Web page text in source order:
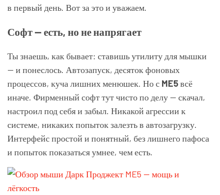
в первый день. Вот за это и уважаем.
Софт — есть, но не напрягает
Ты знаешь, как бывает: ставишь утилиту для мышки
— и понеслось. Автозапуск, десяток фоновых
процессов, куча лишних менюшек. Но с ME5всё
иначе. Фирменный софт тут чисто по делу — скачал,
настроил под себя и забыл. Никакой агрессии к
системе, никаких попыток залезть в автозагрузку.
Интерфейс простой и понятный, без лишнего пафоса
и попыток показаться умнее, чем есть.